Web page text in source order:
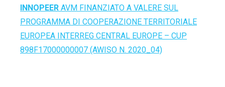
INNOPEER AVM FINANZIATO A VALERE SUL
PROGRAMMA DI COOPERAZIONE TERRITORIALE
EUROPEA INTERREG CENTRAL EUROPE – CUP
898F17000000007 (AWISO N. 2020_04)